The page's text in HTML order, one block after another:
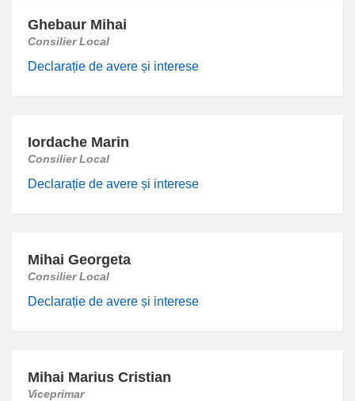
Ghebaur Mihai
Consilier Local
Declarație de avere și interese
Iordache Marin
Consilier Local
Declarație de avere și interese
Mihai Georgeta
Consilier Local
Declarație de avere și interese
Mihai Marius Cristian
Viceprimar